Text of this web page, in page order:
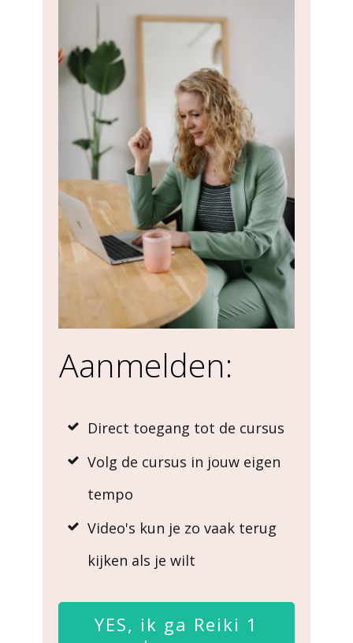
Aanmelden:
Direct toegang tot de cursus
Volg de cursus in jouw eigen
tempo
Video's kun je zo vaak terug
kijken als je wilt
YES, ik ga Reiki 1